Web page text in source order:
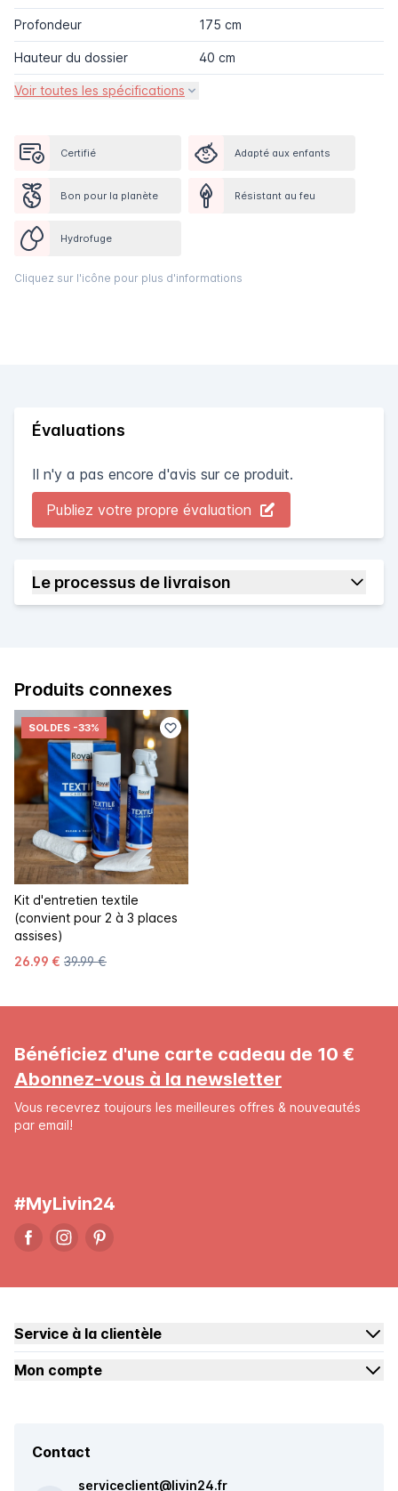
Profondeur 175 cm
Hauteur du dossier 40 cm
Voir toutes les spécifications
Certifié Adapté aux enfants
Bon pour la planète Résistant au feu
Hydrofuge
Cliquez sur l'icône pour plus d'informations
Évaluations
Il n'y a pas encore d'avis sur ce produit.
Publiez votre propre évaluation
Le processus de livraison
Produits connexes
SOLDES -33%
Kit d'entretien textile
(convient pour 2 à 3 places
assises)
26.99 € 39.99 €
Bénéficiez d'une carte cadeau de 10 €
Abonnez-vous à la newsletter
Vous recevrez toujours les meilleures offres & nouveautés
par email!
#MyLivin24
Service à la clientèle
Mon compte
Contact
serviceclient@livin24.fr